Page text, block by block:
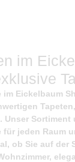
im
im Eickelbaum
Unser Sortiment
jeden Raum
ob Sie auf der